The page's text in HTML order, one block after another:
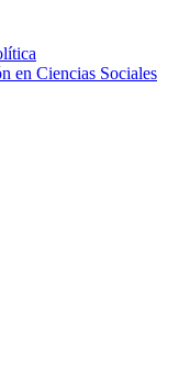
en Ciencias Sociales